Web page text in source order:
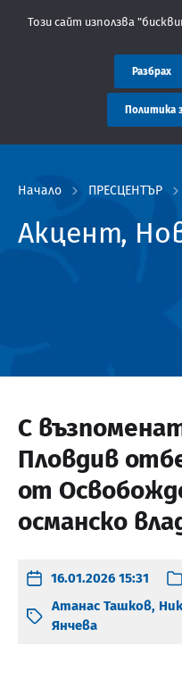
администрация
Начало ПРЕСЦЕНТЪР
Акцент,
С
Пловдив
от
османско
16.01.2026 15:31
Атанас Ташков,
Янчева
Този сайт използва
Разбрах
Политика